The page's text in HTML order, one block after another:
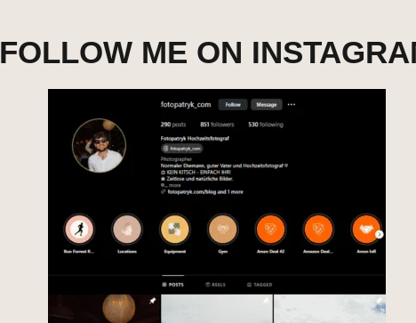
FOLLOW ME ON